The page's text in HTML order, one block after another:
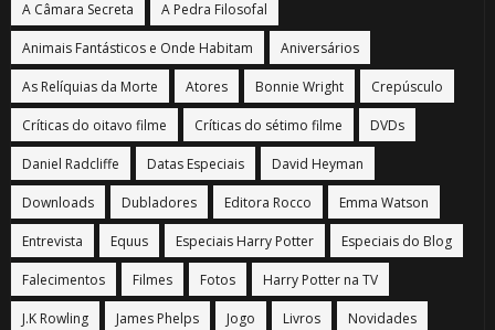
A Câmara Secreta A Pedra Filosofal
Animais Fantásticos e Onde Habitam Aniversários
As Relíquias da Morte Atores Bonnie Wright Crepúsculo
Críticas do oitavo filme Críticas do sétimo filme DVDs
Daniel Radcliffe Datas Especiais David Heyman
Downloads Dubladores Editora Rocco Emma Watson
Entrevista Equus Especiais Harry Potter Especiais do Blog
Falecimentos Filmes Fotos Harry Potter na TV
J.K Rowling James Phelps Jogo Livros Novidades
🎂
1️⃣
8️⃣